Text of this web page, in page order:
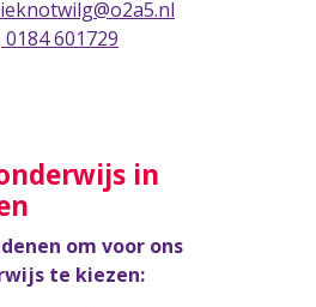
0184 601729
in
om voor ons
te kiezen: